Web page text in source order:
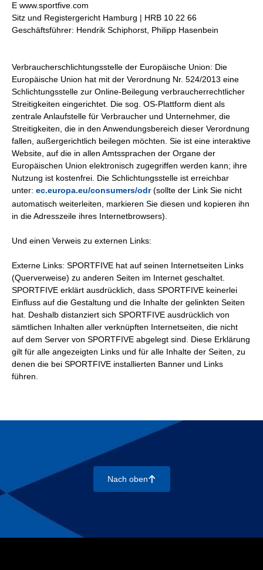
E www.sportfive.com
Sitz und Registergericht Hamburg | HRB 10 22 66
Geschäftsführer: Hendrik Schiphorst, Philipp Hasenbein
Verbraucherschlichtungsstelle der Europäische Union: Die
Europäische Union hat mit der Verordnung Nr. 524/2013 eine
Schlichtungsstelle zur Online-Beilegung verbraucherrechtlicher
Streitigkeiten eingerichtet. Die sog. OS-Plattform dient als
zentrale Anlaufstelle für Verbraucher und Unternehmer, die
Streitigkeiten, die in den Anwendungsbereich dieser Verordnung
fallen, außergerichtlich beilegen möchten. Sie ist eine interaktive
Website, auf die in allen Amtssprachen der Organe der
Europäischen Union elektronisch zugegriffen werden kann; ihre
Nutzung ist kostenfrei. Die Schlichtungsstelle ist erreichbar
unter: ec.europa.eu/consumers/odr(sollte der Link Sie nicht
automatisch weiterleiten, markieren Sie diesen und kopieren ihn
in die Adresszeile ihres Internetbrowsers).
Und einen Verweis zu externen Links:
Externe Links: SPORTFIVE hat auf seinen Internetseiten Links
(Querverweise) zu anderen Seiten im Internet geschaltet.
SPORTFIVE erklärt ausdrücklich, dass SPORTFIVE keinerlei
Einfluss auf die Gestaltung und die Inhalte der gelinkten Seiten
hat. Deshalb distanziert sich SPORTFIVE ausdrücklich von
sämtlichen Inhalten aller verknüpften Internetseiten, die nicht
auf dem Server von SPORTFIVE abgelegt sind. Diese Erklärung
gilt für alle angezeigten Links und für alle Inhalte der Seiten, zu
denen die bei SPORTFIVE installierten Banner und Links
führen.
Nach oben􀄨